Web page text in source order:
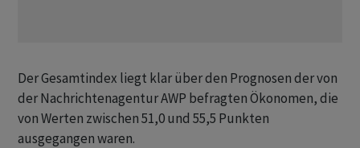
Der Gesamtindex liegt klar über den Prognosen der von
der Nachrichtenagentur AWP befragten Ökonomen, die
von Werten zwischen 51,0 und 55,5 Punkten
ausgegangen waren.